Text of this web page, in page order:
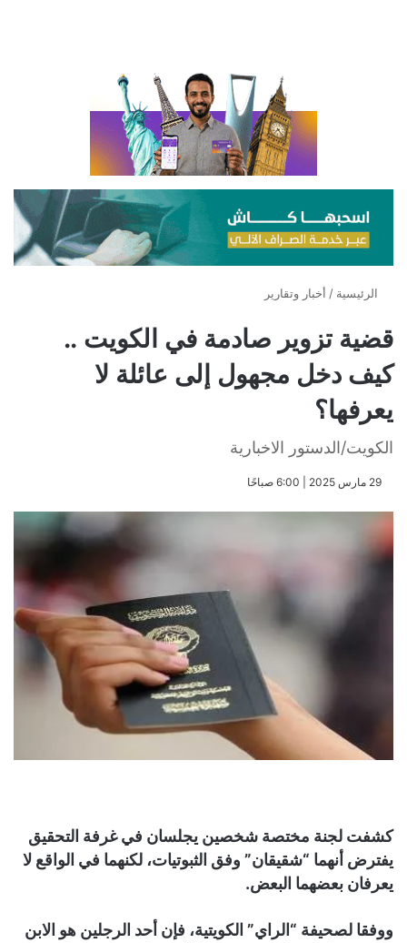
الرئيسية / أخبار وتقارير
قضية تزوير صادمة في الكويت ..
كيف دخل مجهول إلى عائلة لا
يعرفها؟
الكويت/الدستور الاخبارية
​29 مارس 2025 | 6:00 صباحًا
كشفت لجنة مختصة شخصين يجلسان في غرفة التحقيق
يفترض أنهما “شقيقان” وفق الثبوتيات، لكنهما في الواقع لا
يعرفان بعضهما البعض.
ووفقا لصحيفة “الراي” الكويتية، فإن أحد الرجلين هو الابن